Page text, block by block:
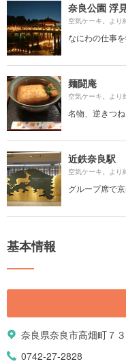
奈良公園 浮
空気ケーキ。より
なにわの仕事
麺闘庵
空気ケーキ。より
名物、逆きつ
近鉄奈良駅
空気ケーキ。より
グループ席で
基本情報
奈良県奈良市高畑町７
0742-27-2828